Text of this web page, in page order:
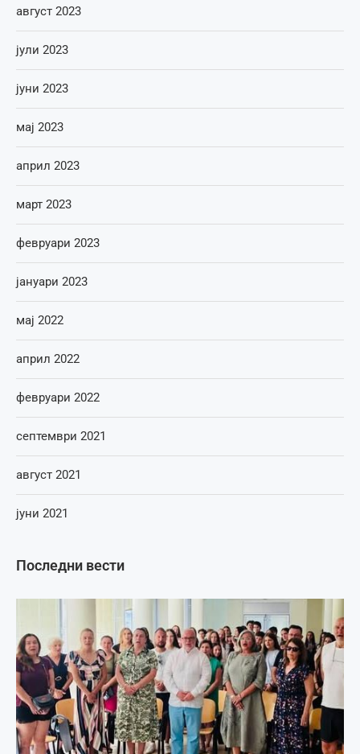
Последни вести
август 2023
јули 2023
јуни 2023
мај 2023
април 2023
март 2023
февруари 2023
јануари 2023
мај 2022
април 2022
февруари 2022
септември 2021
август 2021
јуни 2021